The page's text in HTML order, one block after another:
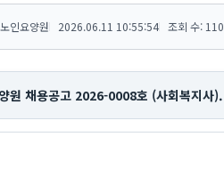
인요양원 2026.06.11 10:55:54 조회 수: 110
원 채용공고 2026-0008호 (사회복지사